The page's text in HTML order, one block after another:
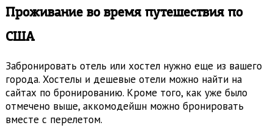
Проживание во время путешествия по
США
Забронировать отель или хостел нужно еще из вашего
города. Хостелы и дешевые отели можно найти на
сайтах по бронированию. Кроме того, как уже было
отмечено выше, аккомодейшн можно бронировать
вместе с перелетом.